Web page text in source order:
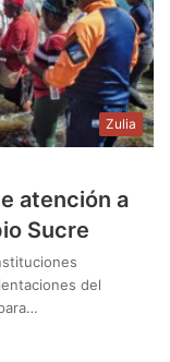
Zulia
atención a
Sucre
del